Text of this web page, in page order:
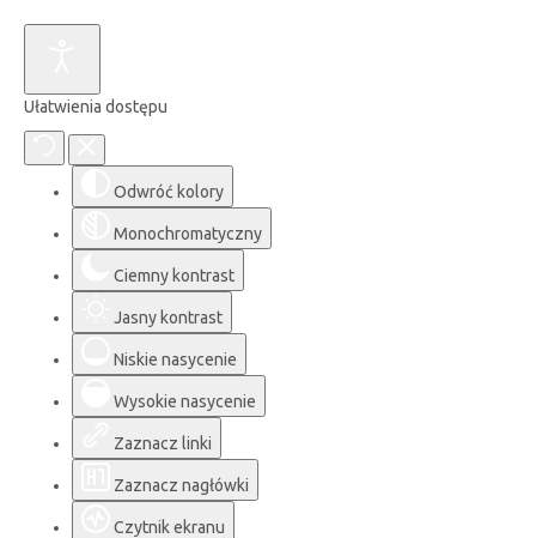
Ułatwienia dostępu
Odwróć kolory
Monochromatyczny
Ciemny kontrast
Jasny kontrast
Niskie nasycenie
Wysokie nasycenie
Zaznacz linki
Zaznacz nagłówki
Czytnik ekranu